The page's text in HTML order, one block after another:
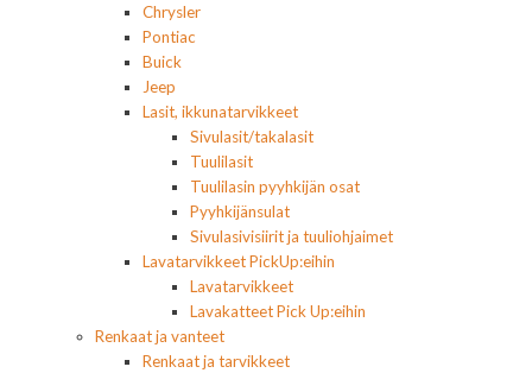
Chrysler
Pontiac
Buick
Jeep
Lasit, ikkunatarvikkeet
Sivulasit/takalasit
Tuulilasit
Tuulilasin pyyhkijän osat
Pyyhkijänsulat
Sivulasivisiirit ja tuuliohjaimet
Lavatarvikkeet PickUp:eihin
Lavatarvikkeet
Lavakatteet Pick Up:eihin
Renkaat ja vanteet
Renkaat ja tarvikkeet